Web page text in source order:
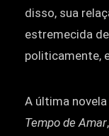
disso, sua
estremecida
politicamente,
A última
Tempo de Amar